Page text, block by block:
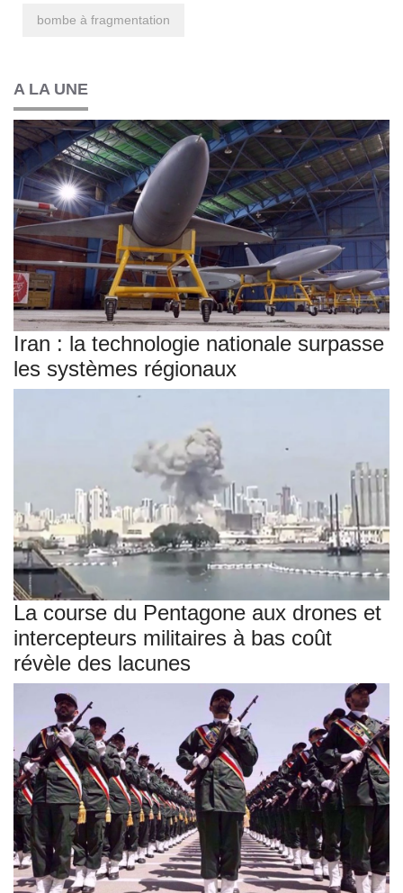
bombe à fragmentation
A LA UNE
Iran : la technologie nationale surpasse
les systèmes régionaux
La course du Pentagone aux drones et
intercepteurs militaires à bas coût
révèle des lacunes